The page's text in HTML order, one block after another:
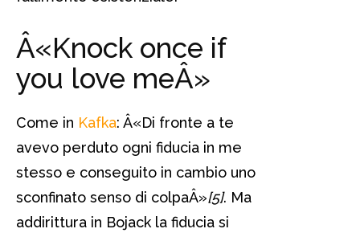
Â«Knock once if
you love meÂ»
Come in Kafka: Â«Di fronte a te
avevo perduto ogni fiducia in me
stesso e conseguito in cambio uno
sconfinato senso di colpaÂ»[5]. Ma
addirittura in Bojack la fiducia si